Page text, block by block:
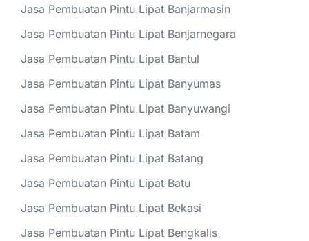
Jasa Pembuatan Pintu Lipat Banjarmasin
Jasa Pembuatan Pintu Lipat Banjarnegara
Jasa Pembuatan Pintu Lipat Bantul
Jasa Pembuatan Pintu Lipat Banyumas
Jasa Pembuatan Pintu Lipat Banyuwangi
Jasa Pembuatan Pintu Lipat Batam
Jasa Pembuatan Pintu Lipat Batang
Jasa Pembuatan Pintu Lipat Batu
Jasa Pembuatan Pintu Lipat Bekasi
Jasa Pembuatan Pintu Lipat Bengkalis